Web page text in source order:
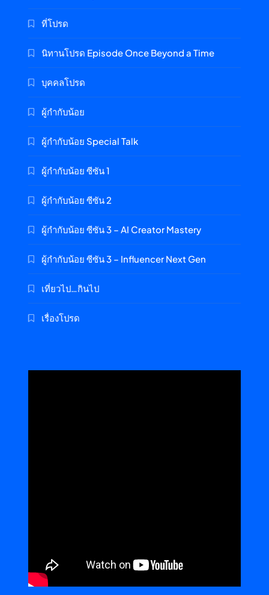
ที่โปรด
นิทานโปรด Episode Once Beyond a Time
บุคคลโปรด
ผู้กำกับน้อย
ผู้กำกับน้อย Special Talk
ผู้กำกับน้อย ซีซัน 1
ผู้กำกับน้อย ซีซัน 2
ผู้กำกับน้อย ซีซัน 3 – AI Creator Mastery
ผู้กำกับน้อย ซีซัน 3 – Influencer Next Gen
เที่ยวไป…กินไป
เรื่องโปรด